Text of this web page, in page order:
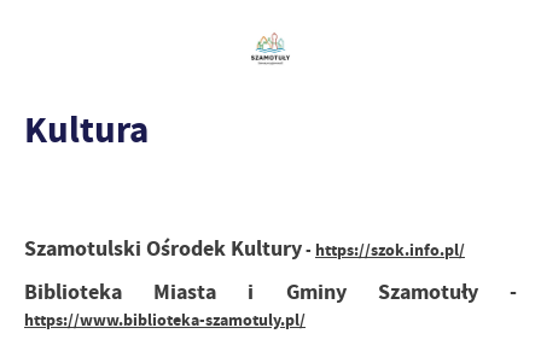
Kultura
Szamotulski Ośrodek Kultury- https://szok.info.pl/
Biblioteka Miasta i Gminy Szamotuły -
https://www.biblioteka-szamotuly.pl/